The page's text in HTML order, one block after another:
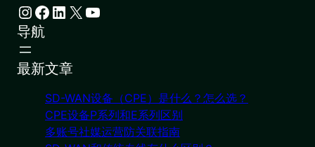
Instagram Facebook LinkedIn X YouTube
导航
最新文章
SD-WAN设备（CPE）是什么？怎么选？
CPE设备P系列和E系列区别
多账号社媒运营防关联指南